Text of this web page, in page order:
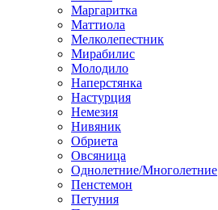
Маргаритка
Маттиола
Мелколепестник
Мирабилис
Молодило
Наперстянка
Настурция
Немезия
Нивяник
Обриета
Овсяница
Однолетние/Многолетние
Пенстемон
Петуния